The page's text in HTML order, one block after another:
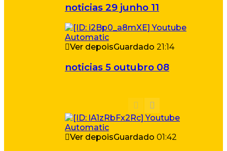
noticias 29 junho 11
Ver depoisGuardado 21:14
noticias 5 outubro 08
Ver depoisGuardado 01:42